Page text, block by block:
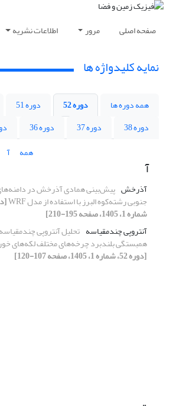
صفحه اصلی مرور اطلاعات نشریه
نمایه کلیدواژه ها
همه دوره ها دوره 52 دوره 51
دوره 38
دوره 37 دوره 36
همه
آ
آ
آذرخش پیش‌بینی همادی آذرخش در
جنوبی رشته‌کوه البرز با استفاده از مدل WRF
شماره 1، 1405، صفحه 195-210]
آنتروپی چندمقیاسه تحلیل آنتروپی
همبستگی بلندبرد چرخه‌های مختلف لکه‌های
[دوره 52، شماره 1، 1405، صفحه 107-120]